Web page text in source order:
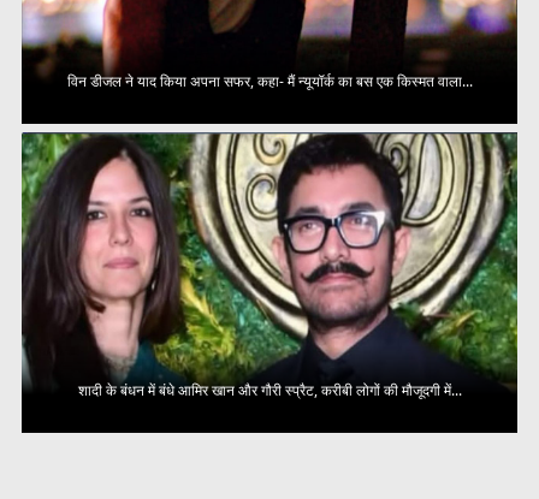
विन डीजल ने याद किया अपना सफर, कहा- मैं न्यूयॉर्क का बस एक किस्मत वाला...
शादी के बंधन में बंधे आमिर खान और गौरी स्प्रैट, करीबी लोगों की मौजूदगी में...